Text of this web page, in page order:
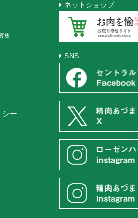
ネットショップ
SNS
集
シー